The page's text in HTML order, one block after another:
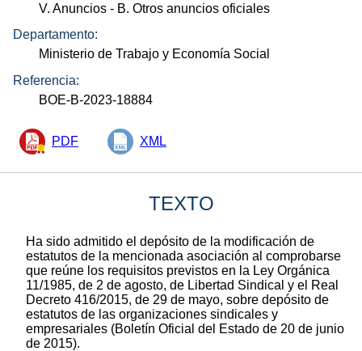
V. Anuncios - B. Otros anuncios oficiales
Departamento:
Ministerio de Trabajo y Economía Social
Referencia:
BOE-B-2023-18884
PDF XML
TEXTO
Ha sido admitido el depósito de la modificación de
estatutos de la mencionada asociación al comprobarse
que reúne los requisitos previstos en la Ley Orgánica
11/1985, de 2 de agosto, de Libertad Sindical y el Real
Decreto 416/2015, de 29 de mayo, sobre depósito de
estatutos de las organizaciones sindicales y
empresariales (Boletín Oficial del Estado de 20 de junio
de 2015).